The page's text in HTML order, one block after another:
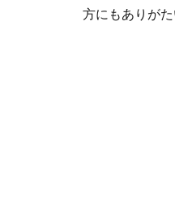
方にもありがた